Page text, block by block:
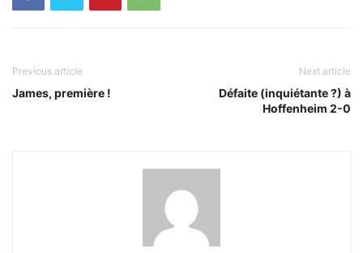
Previous article
James, première !
Next article
Défaite (inquiétante ?) à
Hoffenheim 2-0